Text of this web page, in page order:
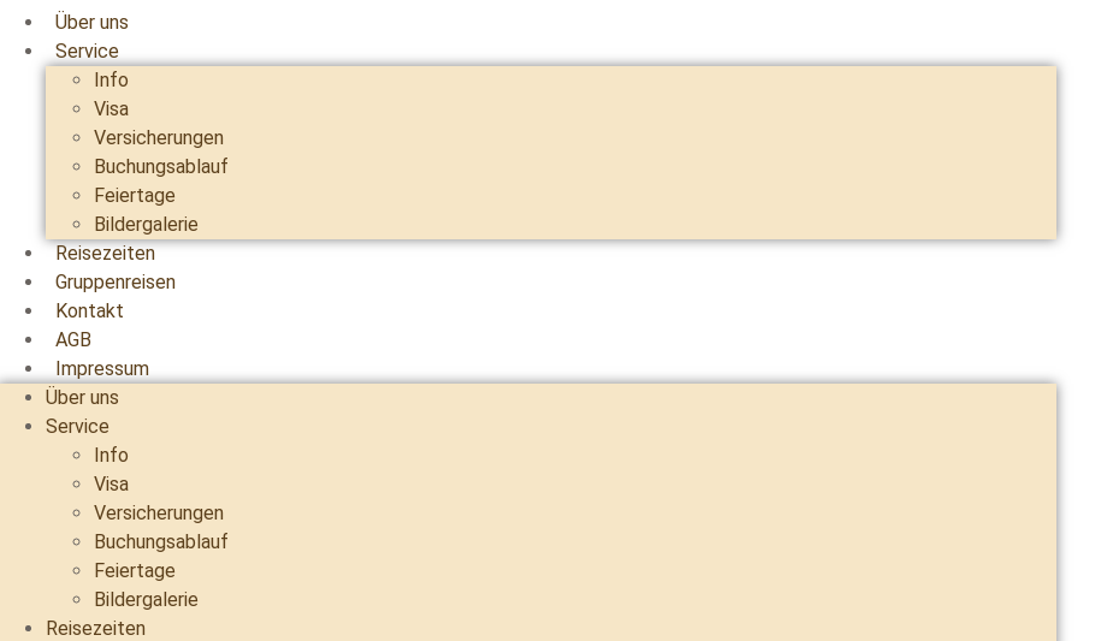
Über uns
Service
Info
Visa
Versicherungen
Buchungsablauf
Feiertage
Bildergalerie
Reisezeiten
Gruppenreisen
Kontakt
AGB
Impressum
Über uns
Service
Info
Visa
Versicherungen
Buchungsablauf
Feiertage
Bildergalerie
Reisezeiten